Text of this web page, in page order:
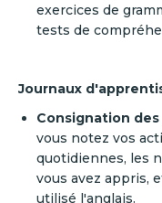
exercices de
tests de
Journaux
Consignation
vous notez vos
quotidiennes, les
vous avez appris,
utilisé l'anglais.